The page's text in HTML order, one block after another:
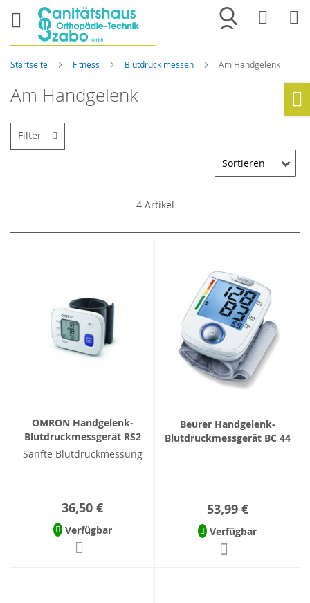
Merkliste
Startseite Fitness Blutdruck messen Am Handgelenk
Am Handgelenk
4Artikel
OMRON Handgelenk-
Blutdruckmessgerät RS2
Sanfte Blutdruckmessung
36,50 €
Verfügbar
Beurer Handgelenk-
Blutdruckmessgerät BC 44
53,99 €
Verfügbar
Filter